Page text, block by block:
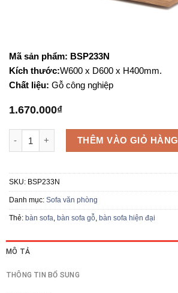
Mã sản phẩm: BSP233N
Kích thước:W600 x D600 x H400mm.
Chất liệu: Gỗ công nghiệp
1.670.000₫
Bàn sofa gỗ BSP233N số lượng
THÊM VÀO GIỎ HÀNG
SKU: BSP233N
Danh mục: Sofa văn phòng
Thẻ: bàn sofa bàn sofa gỗ bàn sofa hiện đại
MÔ TẢ
THÔNG TIN BỔ SUNG